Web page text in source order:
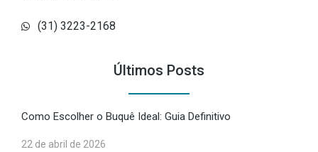
(31) 3223-2168
Últimos Posts
Como Escolher o Buquê Ideal: Guia Definitivo
22 de abril de 2026